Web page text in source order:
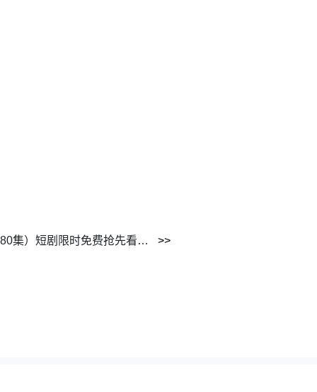
《这个女主也该我来当当了》（80集）短剧限时免费抢先看全集